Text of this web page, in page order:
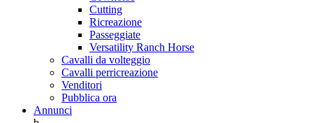
Cutting
Ricreazione
Passeggiate
Versatility Ranch Horse
Cavalli da volteggio
Cavalli perricreazione
Venditori
Pubblica ora
Annunci